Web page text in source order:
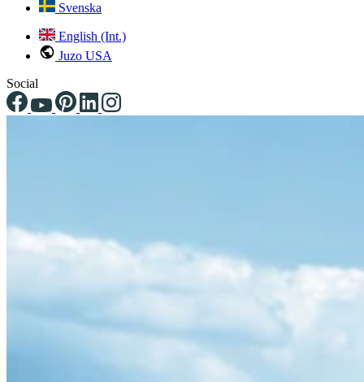
Svenska
English (Int.)
Juzo USA
Social